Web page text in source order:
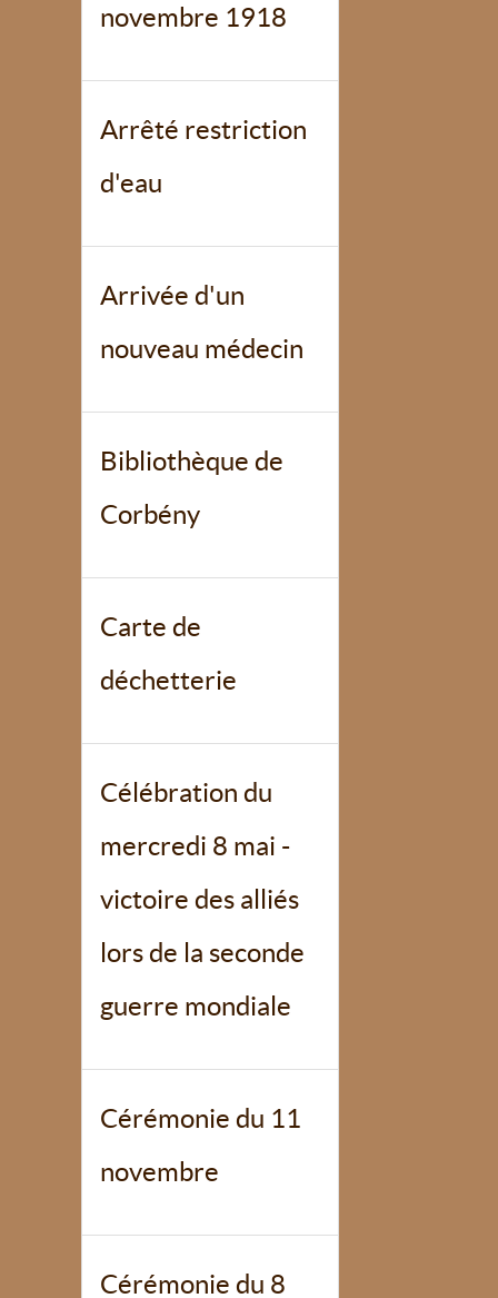
novembre 1918
Arrêté restriction
d'eau
Arrivée d'un
nouveau médecin
Bibliothèque de
Corbény
Carte de
déchetterie
Célébration du
mercredi 8 mai -
victoire des alliés
lors de la seconde
guerre mondiale
Cérémonie du 11
novembre
Cérémonie du 8